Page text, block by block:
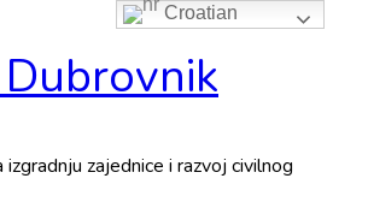
izgradnju zajednice i razvoj civilnog
Croatian